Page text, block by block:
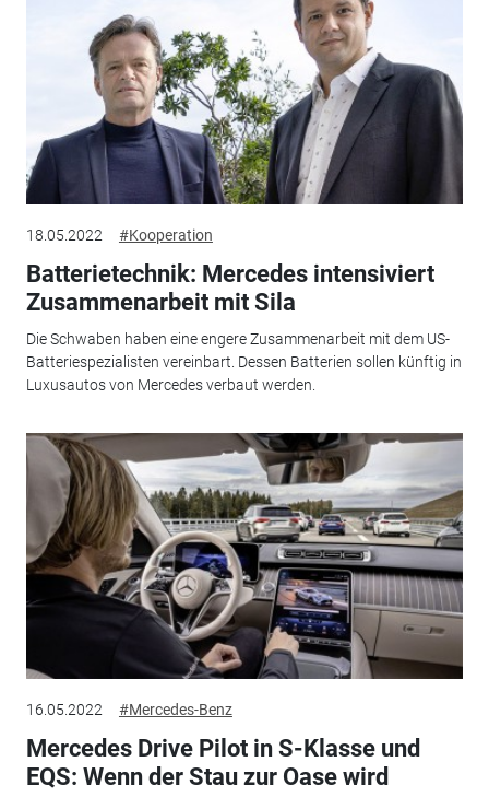
18.05.2022 #Kooperation
Batterietechnik: Mercedes intensiviert
Zusammenarbeit mit Sila
Die Schwaben haben eine engere Zusammenarbeit mit dem US-
Batteriespezialisten vereinbart. Dessen Batterien sollen künftig in
Luxusautos von Mercedes verbaut werden.
16.05.2022 #Mercedes-Benz
Mercedes Drive Pilot in S-Klasse und
EQS: Wenn der Stau zur Oase wird